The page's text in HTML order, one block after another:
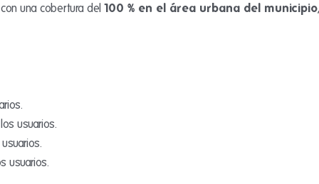
una cobertura del 100 % en el área urbana del municipio
usuarios.
usuarios.